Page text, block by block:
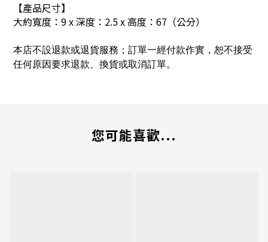
【產品尺寸】
大約寬度：9 x 深度：2.5 x 高度：67（公分）
本店不設退款或退貨服務；訂單一經付款作實，恕不接受
任何原因要求退款、換貨或取消訂單。
您可能喜歡...